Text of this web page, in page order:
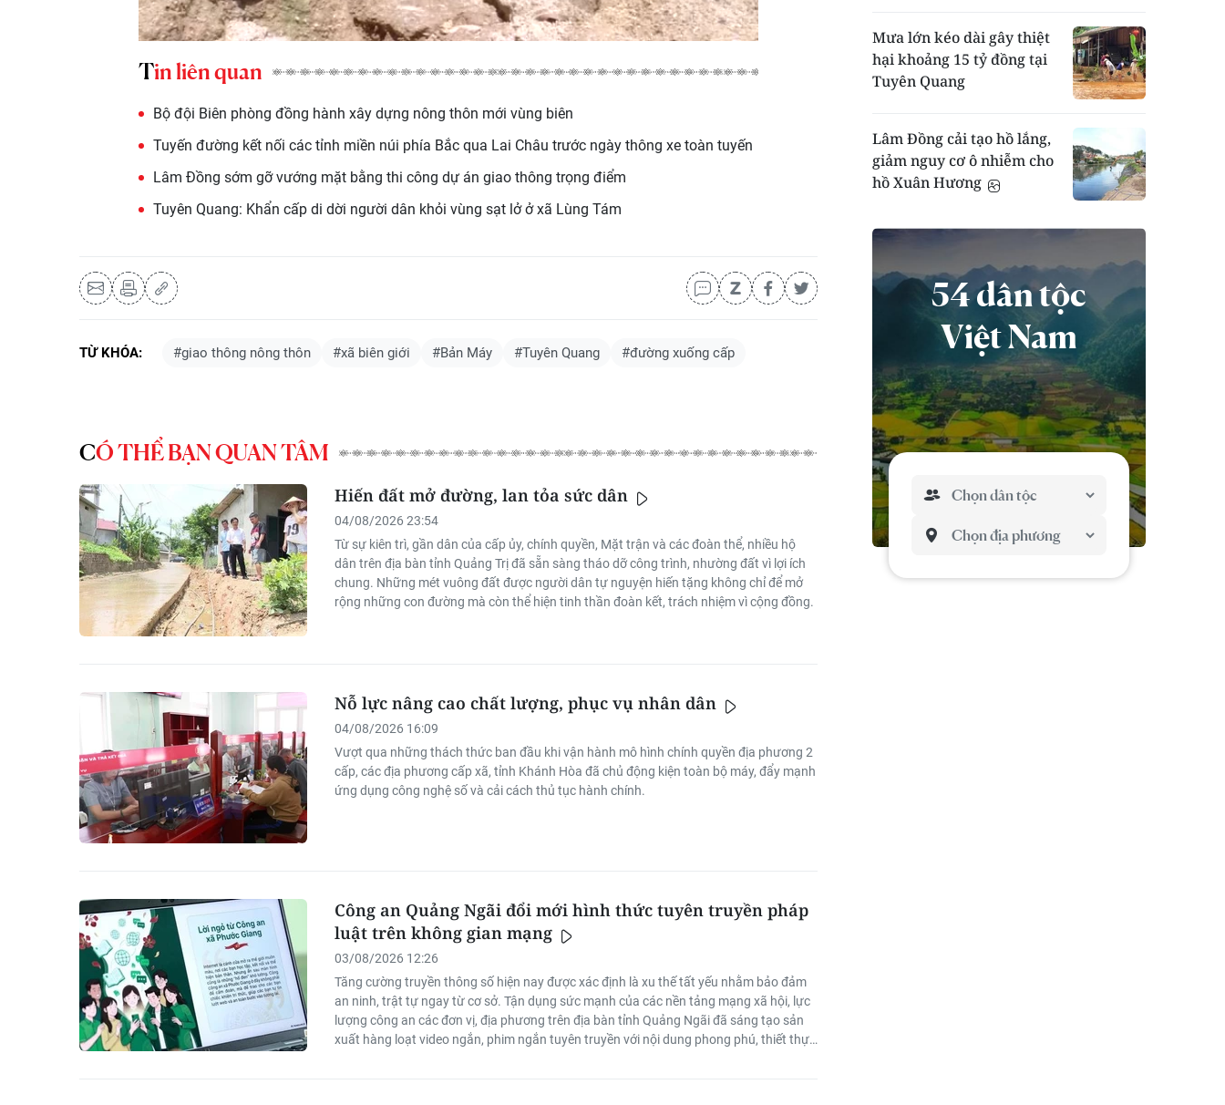
Tin liên quan
Bộ đội Biên phòng đồng hành xây dựng nông thôn mới vùng biên
Tuyến đường kết nối các tỉnh miền núi phía Bắc qua Lai Châu trước ngày thông xe toàn tuyến
Lâm Đồng sớm gỡ vướng mặt bằng thi công dự án giao thông trọng điểm
Tuyên Quang: Khẩn cấp di dời người dân khỏi vùng sạt lở ở xã Lùng Tám
TỪ KHÓA: #giao thông nông thôn #xã biên giới #Bản Máy #Tuyên Quang #đường xuống cấp
CÓ THỂ BẠN QUAN TÂM
Hiến đất mở đường, lan tỏa sức dân
04/08/2026 23:54
Từ sự kiên trì, gần dân của cấp ủy, chính quyền, Mặt trận và các đoàn thể, nhiều hộ
dân trên địa bàn tỉnh Quảng Trị đã sẵn sàng tháo dỡ công trình, nhường đất vì lợi ích
chung. Những mét vuông đất được người dân tự nguyện hiến tặng không chỉ để mở
rộng những con đường mà còn thể hiện tinh thần đoàn kết, trách nhiệm vì cộng đồng.
Nỗ lực nâng cao chất lượng, phục vụ nhân dân
04/08/2026 16:09
Vượt qua những thách thức ban đầu khi vận hành mô hình chính quyền địa phương 2
cấp, các địa phương cấp xã, tỉnh Khánh Hòa đã chủ động kiện toàn bộ máy, đẩy mạnh
ứng dụng công nghệ số và cải cách thủ tục hành chính.
Công an Quảng Ngãi đổi mới hình thức tuyên truyền pháp
luật trên không gian mạng
03/08/2026 12:26
Tăng cường truyền thông số hiện nay được xác định là xu thế tất yếu nhằm bảo đảm
an ninh, trật tự ngay từ cơ sở. Tận dụng sức mạnh của các nền tảng mạng xã hội, lực
lượng công an các đơn vị, địa phương trên địa bàn tỉnh Quảng Ngãi đã sáng tạo sản
xuất hàng loạt video ngắn, phim ngắn tuyên truyền với nội dung phong phú, thiết thực
Mưa lớn kéo dài gây thiệt
hại khoảng 15 tỷ đồng tại
Tuyên Quang
Lâm Đồng cải tạo hồ lắng,
giảm nguy cơ ô nhiễm cho
hồ Xuân Hương
54 dân tộc
Việt Nam